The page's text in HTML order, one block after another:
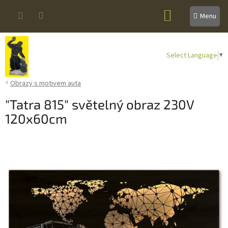
Select Language ▼
NÁKUPNÍ
KOŠÍK
Obrazy s motivem auta
"Tatra 815" světelný obraz 230V
120x60cm